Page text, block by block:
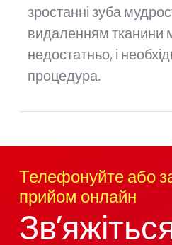
зростанні зуба
видаленням тканини
недостатньо, і
процедура.
Телефонуйте або
прийом онлайн